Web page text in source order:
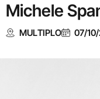
Michele
MULTIPLO 07/